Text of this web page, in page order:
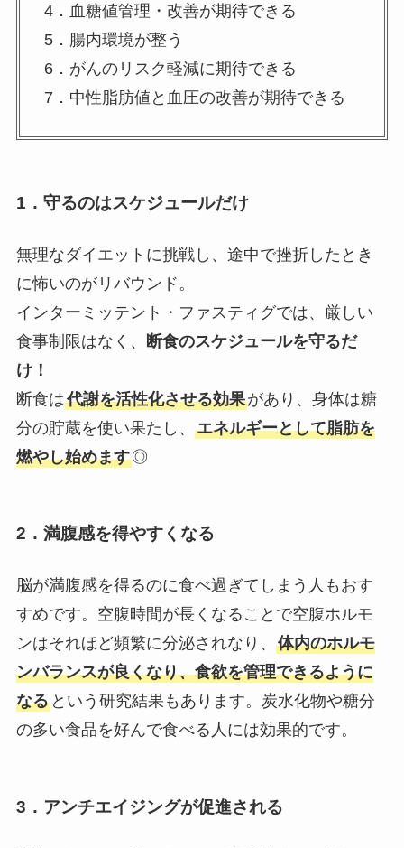
4．血糖値管理・改善が期待できる
5．腸内環境が整う
6．がんのリスク軽減に期待できる
7．中性脂肪値と血圧の改善が期待できる
1．守るのはスケジュールだけ
無理なダイエットに挑戦し、途中で挫折したとき
に怖いのがリバウンド。
インターミッテント・ファスティグでは、厳しい
食事制限はなく、
断食のスケジュールを守るだ
け！
断食は代謝を活性化させる効果があり、身体は糖
分の貯蔵を使い果たし、 エネルギーとして脂肪を
燃やし始めます◎
2．満腹感を得やすくなる
脳が満腹感を得るのに食べ過ぎてしまう人もおす
すめです。空腹時間が長くなることで空腹ホルモ
ンはそれほど頻繁に分泌されなり、 体内のホルモ
ンバランスが良くなり、食欲を管理できるように
なるという研究結果もあります。炭水化物や糖分
の多い食品を好んで食べる人には効果的です。
3．アンチエイジングが促進される